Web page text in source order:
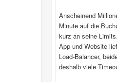
Anscheinend
Minute auf die
kurz an seine Limits.
App und Website
Load‑Balancer,
deshalb viele